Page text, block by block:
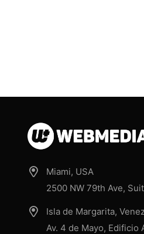
Miami, USA
2500 NW 79th Ave,
Isla de Margarita,
Av. 4 de Mayo, Edificio